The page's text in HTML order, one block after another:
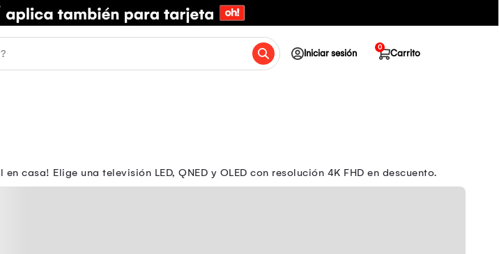
Iniciar sesión Carrito
0
casa! Elige una televisión LED, QNED y OLED con resolución 4K FHD en descuento.